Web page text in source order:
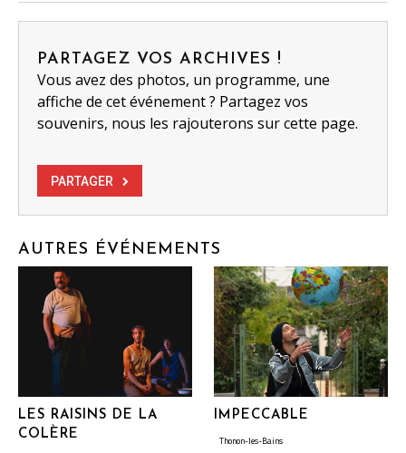
PARTAGEZ VOS ARCHIVES !
Vous avez des photos, un programme, une
affiche de cet événement ? Partagez vos
souvenirs, nous les rajouterons sur cette page.
PARTAGER
AUTRES ÉVÉNEMENTS
LES RAISINS DE LA
COLÈRE
IMPECCABLE
Thonon-les-Bains